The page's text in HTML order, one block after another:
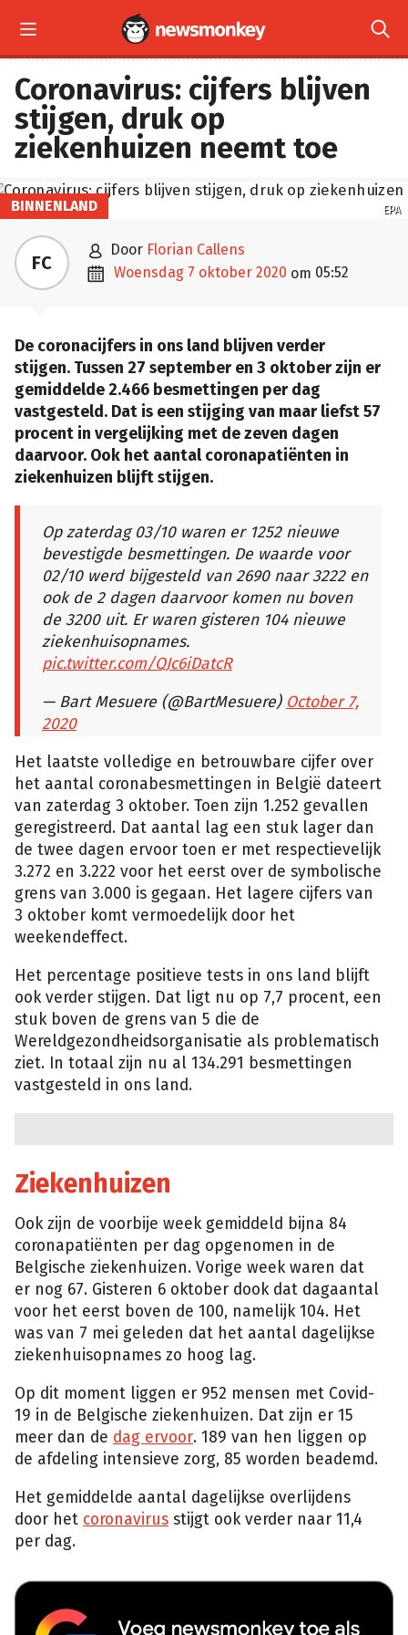
 
Coronavirus: cijfers blijven
stijgen, druk op
ziekenhuizen neemt toe
EPA
BINNENLAND
FC  door Florian Callens
 woensdag 7 oktober 2020 om 05:52
De coronacijfers in ons land blijven verder
stijgen. Tussen 27 september en 3 oktober zijn er
gemiddelde 2.466 besmettingen per dag
vastgesteld. Dat is een stijging van maar liefst 57
procent in vergelijking met de zeven dagen
daarvoor. Ook het aantal coronapatiënten in
ziekenhuizen blijft stijgen.
Op zaterdag 03/10 waren er 1252 nieuwe
bevestigde besmettingen. De waarde voor
02/10 werd bijgesteld van 2690 naar 3222 en
ook de 2 dagen daarvoor komen nu boven
de 3200 uit. Er waren gisteren 104 nieuwe
ziekenhuisopnames.
pic.twitter.com/QJc6iDatcR
— Bart Mesuere (@BartMesuere) October 7,
2020
Het laatste volledige en betrouwbare cijfer over
het aantal coronabesmettingen in België dateert
van zaterdag 3 oktober. Toen zijn 1.252 gevallen
geregistreerd. Dat aantal lag een stuk lager dan
de twee dagen ervoor toen er met respectievelijk
3.272 en 3.222 voor het eerst over de symbolische
grens van 3.000 is gegaan. Het lagere cijfers van
3 oktober komt vermoedelijk door het
weekendeffect.
Het percentage positieve tests in ons land blijft
ook verder stijgen. Dat ligt nu op 7,7 procent, een
stuk boven de grens van 5 die de
Wereldgezondheidsorganisatie als problematisch
ziet. In totaal zijn nu al 134.291 besmettingen
vastgesteld in ons land.
Ziekenhuizen
Ook zijn de voorbije week gemiddeld bijna 84
coronapatiënten per dag opgenomen in de
Belgische ziekenhuizen. Vorige week waren dat
er nog 67. Gisteren 6 oktober dook dat dagaantal
voor het eerst boven de 100, namelijk 104. Het
was van 7 mei geleden dat het aantal dagelijkse
ziekenhuisopnames zo hoog lag.
Op dit moment liggen er 952 mensen met Covid-
19 in de Belgische ziekenhuizen. Dat zijn er 15
meer dan de dag ervoor. 189 van hen liggen op
de afdeling intensieve zorg, 85 worden beademd.
Het gemiddelde aantal dagelijkse overlijdens
door het coronavirus stijgt ook verder naar 11,4
per dag.